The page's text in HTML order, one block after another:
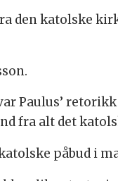
den katolske
Paulus’
fra alt det
påbud i